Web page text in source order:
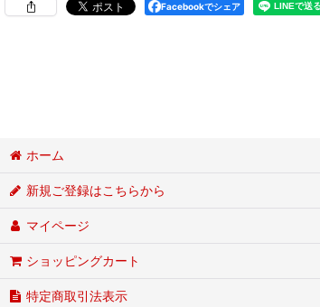
Facebookでシェア
ホーム
新規ご登録はこちらから
マイページ
ショッピングカート
特定商取引法表示